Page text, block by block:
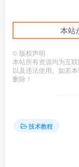
本站
© 版权声明
本站所有资源均为互
以及违法使用。如若
删除！
技术教程